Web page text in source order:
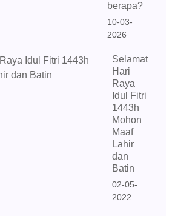
berapa?
10-03-
2026
Selamat
Hari
Raya
Idul Fitri
1443h
Mohon
Maaf
Lahir
dan
Batin
02-05-
2022